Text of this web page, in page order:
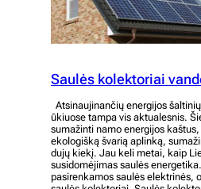
Saulės kolektoriai
Atsinaujinančių energijos
ūkiuose tampa vis aktualesnis.
sumažinti namo energijos
ekologišką švarią aplinką,
dujų kiekį. Jau keli metai, kaip
susidomėjimas saulės
pasirenkamos saulės elektrinės,